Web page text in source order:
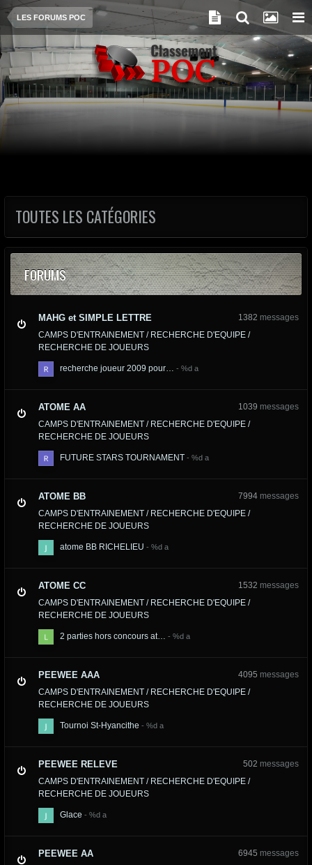
LES FORUMS POC
TOUTES LES CATÉGORIES
FORUMS
MAHG et SIMPLE LETTRE
CAMPS D'ENTRAINEMENT / RECHERCHE D'EQUIPE /
RECHERCHE DE JOUEURS
1382 messages
recherche joueur 2009 pour…
ATOME AA
CAMPS D'ENTRAINEMENT / RECHERCHE D'EQUIPE /
RECHERCHE DE JOUEURS
1039 messages
FUTURE STARS TOURNAMENT
ATOME BB
CAMPS D'ENTRAINEMENT / RECHERCHE D'EQUIPE /
RECHERCHE DE JOUEURS
7994 messages
atome BB RICHELIEU
ATOME CC
CAMPS D'ENTRAINEMENT / RECHERCHE D'EQUIPE /
RECHERCHE DE JOUEURS
1532 messages
2 parties hors concours at…
PEEWEE AAA
CAMPS D'ENTRAINEMENT / RECHERCHE D'EQUIPE /
RECHERCHE DE JOUEURS
4095 messages
Tournoi St-Hyancithe
PEEWEE RELEVE
CAMPS D'ENTRAINEMENT / RECHERCHE D'EQUIPE /
RECHERCHE DE JOUEURS
502 messages
Glace
PEEWEE AA 6945 messages